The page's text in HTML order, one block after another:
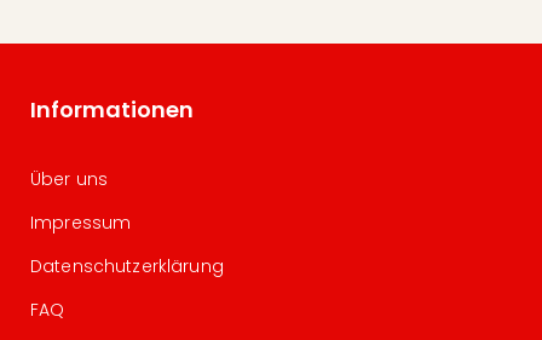
Informationen
Über uns
Impressum
Datenschutzerklärung
FAQ